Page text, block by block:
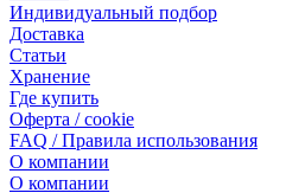
Индивидуальный подбор
Доставка
Статьи
Хранение
Где купить
Оферта / cookie
FAQ / Правила использования
О компании
О компании